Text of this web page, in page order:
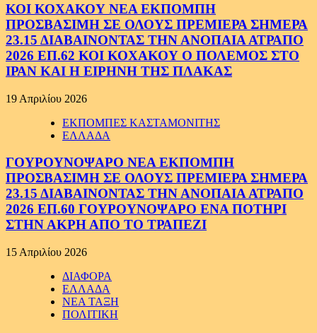
ΚΟΙ ΚΟΧΑΚΟΥ ΝΕΑ ΕΚΠΟΜΠΗ
ΠΡΟΣΒΑΣΙΜΗ ΣΕ ΟΛΟΥΣ ΠΡΕΜΙΕΡΑ ΣΗΜΕΡΑ
23.15 ΔΙΑΒΑΙΝΟΝΤΑΣ ΤΗΝ ΑΝΟΠΑΙΑ ΑΤΡΑΠΟ
2026 ΕΠ.62 ΚΟΙ ΚΟΧΑΚΟΥ Ο ΠΟΛΕΜΟΣ ΣΤΟ
ΙΡΑΝ ΚΑΙ Η ΕΙΡΗΝΗ ΤΗΣ ΠΛΑΚΑΣ
19 Απριλίου 2026
ΕΚΠΟΜΠΕΣ ΚΑΣΤΑΜΟΝΙΤΗΣ
ΕΛΛΑΔΑ
ΓΟΥΡΟΥΝΟΨΑΡΟ ΝΕΑ ΕΚΠΟΜΠΗ
ΠΡΟΣΒΑΣΙΜΗ ΣΕ ΟΛΟΥΣ ΠΡΕΜΙΕΡΑ ΣΗΜΕΡΑ
23.15 ΔΙΑΒΑΙΝΟΝΤΑΣ ΤΗΝ ΑΝΟΠΑΙΑ ΑΤΡΑΠΟ
2026 ΕΠ.60 ΓΟΥΡΟΥΝΟΨΑΡΟ ΕΝΑ ΠΟΤΗΡΙ
ΣΤΗΝ ΑΚΡΗ ΑΠΟ ΤΟ ΤΡΑΠΕΖΙ
15 Απριλίου 2026
ΔΙΑΦΟΡΑ
ΕΛΛΑΔΑ
ΝΕΑ ΤΑΞΗ
ΠΟΛΙΤΙΚΗ